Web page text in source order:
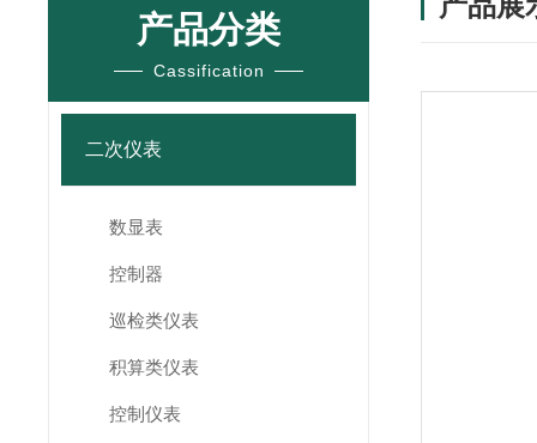
产品分类
Cassification
二次仪表
数显表
控制器
巡检类仪表
积算类仪表
控制仪表